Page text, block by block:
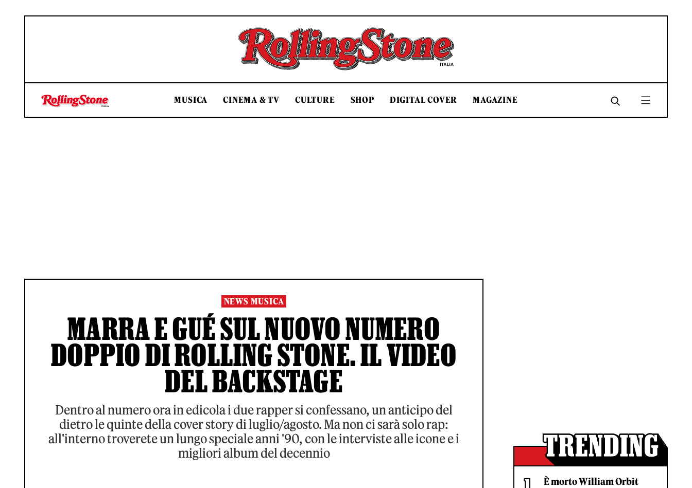
Rolling Stone Italia
MUSICA CINEMA & TV CULTURE SHOP DIGITAL COVER MAGAZINE
NEWS MUSICA
MARRA E GUÉ SUL NUOVO NUMERO
DOPPIO DI ROLLING STONE. IL VIDEO
DEL BACKSTAGE
Dentro al numero ora in edicola i due rapper si confessano, un anticipo del
dietro le quinte della cover story di luglio/agosto. Ma non ci sarà solo rap:
all'interno troverete un lungo speciale anni '90, con le interviste alle icone e i
migliori album del decennio
È morto William Orbit